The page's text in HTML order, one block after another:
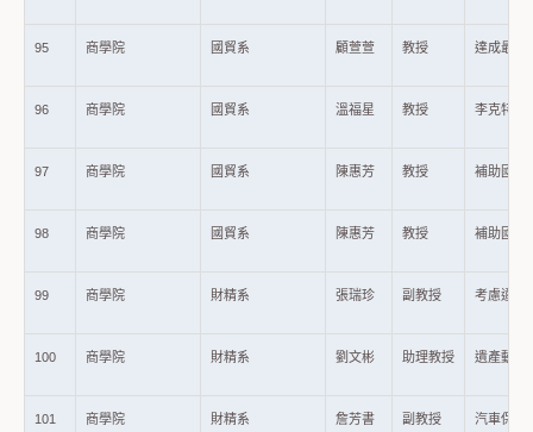
95 商學院 國貿系 顧萱萱 教授 達成最低
96 商學院 國貿系 溫福星 教授 李克特量
97 商學院 國貿系 陳惠芳 教授 補助國內
98 商學院 國貿系 陳惠芳 教授 補助國內
99 商學院 財精系 張瑞珍 副教授 考慮違約
100 商學院 財精系 劉文彬 助理教授 遺產動機
101 商學院 財精系 詹芳書 副教授 汽車保險